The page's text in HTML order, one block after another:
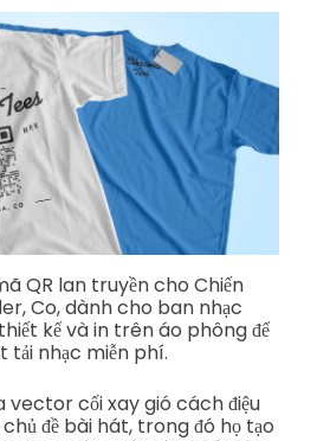
QR lan truyền cho Chiến
Co, dành cho ban nhạc
kế và in trên áo phông để
nhạc miễn phí.
vector cối xay gió cách điệu
đề bài hát, trong đó họ tạo